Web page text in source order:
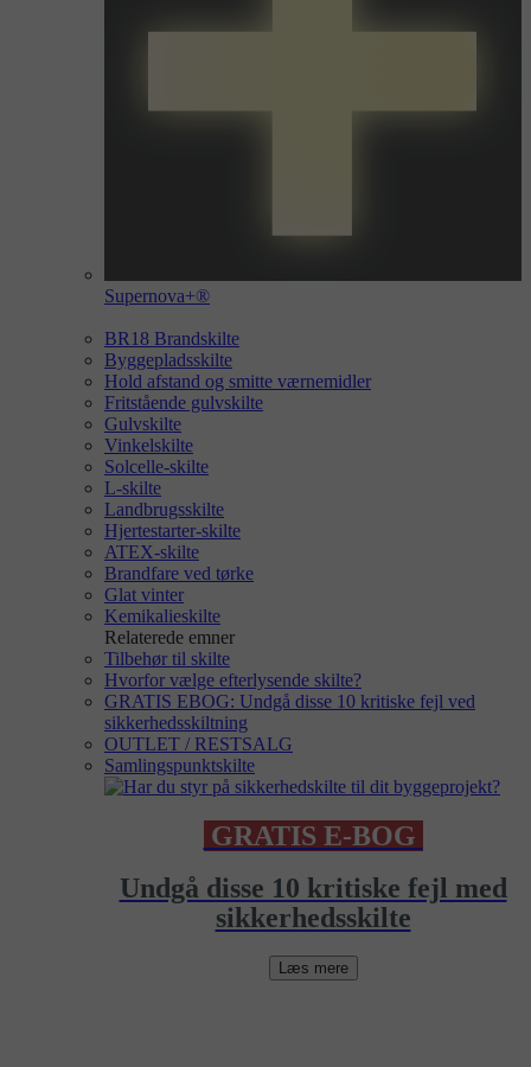
Supernova+®
BR18 Brandskilte
Byggepladsskilte
Hold afstand og smitte værnemidler
Fritstående gulvskilte
Gulvskilte
Vinkelskilte
Solcelle-skilte
L-skilte
Landbrugsskilte
Hjertestarter-skilte
ATEX-skilte
Brandfare ved tørke
Glat vinter
Kemikalieskilte
Relaterede emner
Tilbehør til skilte
Hvorfor vælge efterlysende skilte?
GRATIS EBOG: Undgå disse 10 kritiske fejl ved
sikkerhedsskiltning
OUTLET / RESTSALG
Samlingspunktskilte
GRATIS E-BOG
Undgå disse 10 kritiske fejl med
sikkerhedsskilte
Læs mere